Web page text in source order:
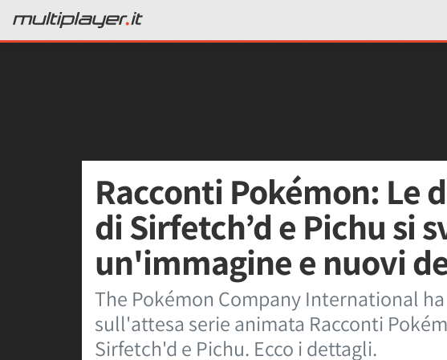
Racconti Pokémon: Le
di Sirfetch’d e Pichu si
un'immagine e nuovi
The Pokémon Company International
sull'attesa serie animata Racconti
Sirfetch'd e Pichu. Ecco i dettagli.